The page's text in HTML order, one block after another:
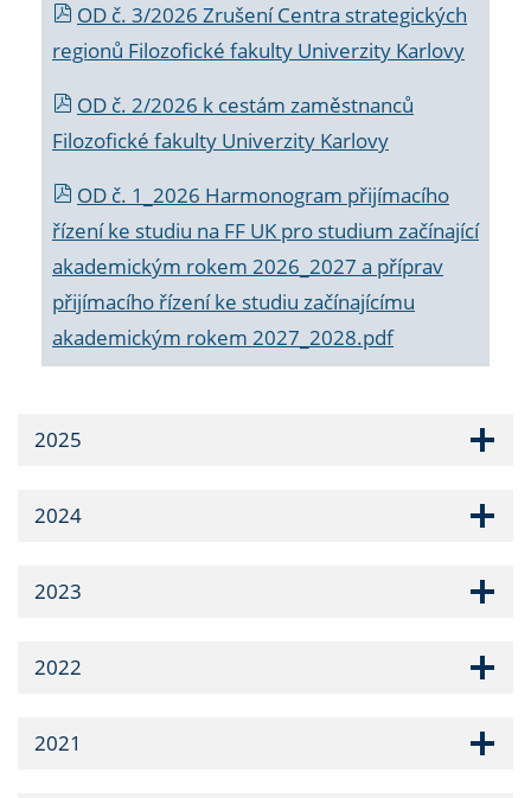
OD č. 3/2026 Zrušení Centra strategických
regionů Filozofické fakulty Univerzity Karlovy
OD č. 2/2026 k cestám zaměstnanců
Filozofické fakulty Univerzity Karlovy
OD č. 1_2026 Harmonogram přijímacího
řízení ke studiu na FF UK pro studium začínající
akademickým rokem 2026_2027 a příprav
přijímacího řízení ke studiu začínajícímu
akademickým rokem 2027_2028.pdf
2025
2024
2023
2022
2021